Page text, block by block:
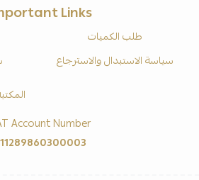
Links
طلب الكميات
سياسة الاستبدال والاسترجاع
Account Number